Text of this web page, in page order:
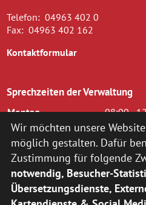
Telefon: 04963 402 0
Fax: 04963 402 162
Kontaktformular
Sprechzeiten der Verwaltung
Montag
08:00 -
Dienstag
08.00 -
Uhr
Mittwoch
08.00 -
Donnerstag
14.00 -
Freitag
08.00 -
zusätzlich nach vorheriger
Wir möchten unsere
möglich gestalten. Dafür
Zustimmung für folgende
notwendig, Besucher-
Übersetzungsdienste,